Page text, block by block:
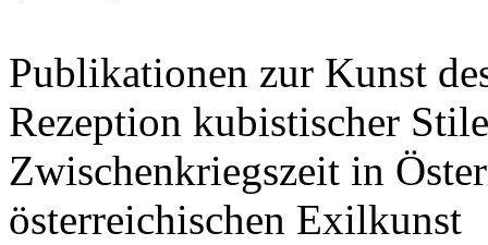
Publikationen zur Kunst
Rezeption kubistischer
Zwischenkriegszeit in
österreichischen Exilkunst